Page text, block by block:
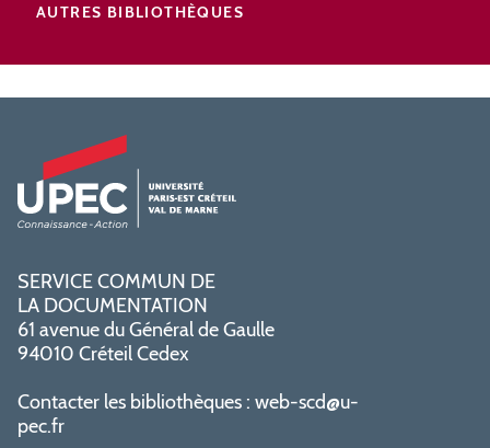
AUTRES BIBLIOTHÈQUES
SERVICE COMMUN DE
LA DOCUMENTATION
61 avenue du Général de Gaulle
94010 Créteil Cedex
Contacter les bibliothèques : web-scd@u-
pec.fr